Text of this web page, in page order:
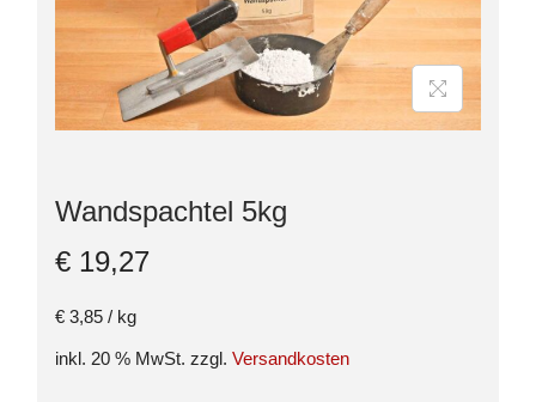
Wandspachtel 5kg
€ 19,27
€ 3,85 / kg
inkl. 20 % MwSt. zzgl. Versandkosten